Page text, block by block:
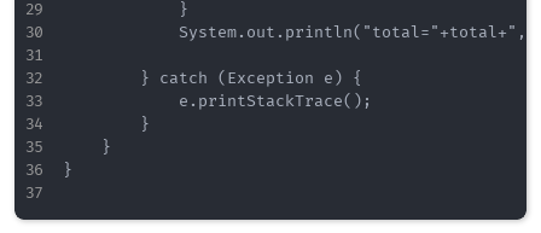
            }
        } catch (Exception e) {
            e.printStackTrace();
        }
    }
}